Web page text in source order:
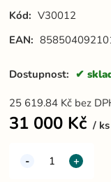
Kód: V30012
EAN:
Dostupnost:
25 619.84 Kč bez
31 000 Kč ks